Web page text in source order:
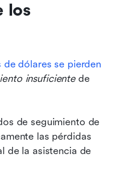
los
de dólares se pierden
insuficiente de
de seguimiento de
las pérdidas
de la asistencia de